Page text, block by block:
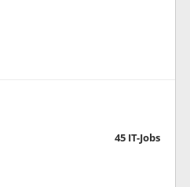
45 IT-Jobs